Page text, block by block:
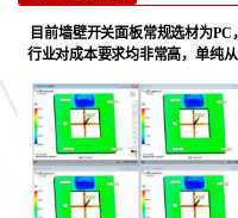
目前墙壁开关面板常规选材为PC
行业对成本要求均非常高，单纯从